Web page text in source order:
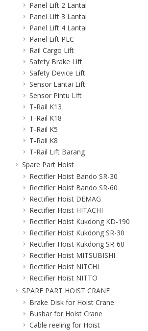
Panel Lift 2 Lantai
Panel Lift 3 Lantai
Panel Lift 4 Lantai
Panel Lift PLC
Rail Cargo Lift
Safety Brake Lift
Safety Device Lift
Sensor Lantai Lift
Sensor Pintu Lift
T-Rail K13
T-Rail K18
T-Rail K5
T-Rail K8
T-Rail Lift Barang
Spare Part Hoist
Rectifier Hoist Bando SR-30
Rectifier Hoist Bando SR-60
Rectifier Hoist DEMAG
Rectifier Hoist HITACHI
Rectifier Hoist Kukdong KD-190
Rectifier Hoist Kukdong SR-30
Rectifier Hoist Kukdong SR-60
Rectifier Hoist MITSUBISHI
Rectifier Hoist NITCHI
Rectifier Hoist NITTO
SPARE PART HOIST CRANE
Brake Disk for Hoist Crane
Busbar for Hoist Crane
Cable reeling for Hoist